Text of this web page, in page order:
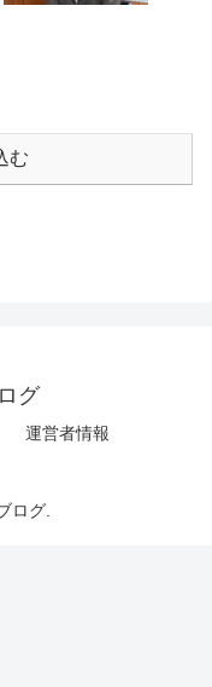
む
グ
運営者情報
ログ.